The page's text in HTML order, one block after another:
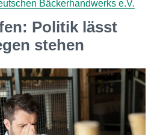
Bäckerhandwerks e.V.
Politik lässt
stehen